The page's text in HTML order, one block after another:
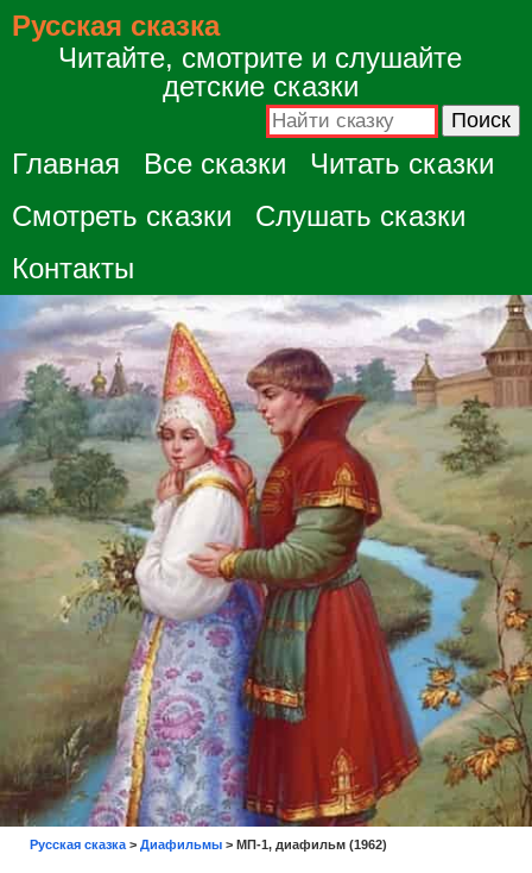
Русская сказка
Читайте, смотрите и слушайте
детские сказки
Главная Все сказки
Читать сказки
Смотреть сказки
Слушать сказки
Контакты
Русская сказка > Диафильмы > МП-1, диафильм (1962)